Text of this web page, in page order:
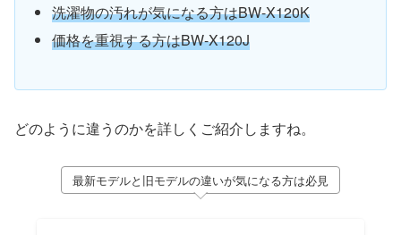
洗濯物の汚れが気になる方はBW-X120K
価格を重視する方はBW-X120J
どのように違うのかを詳しくご紹介しますね。
最新モデルと旧モデルの違いが気になる方は必見